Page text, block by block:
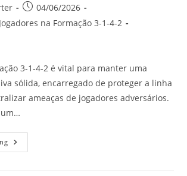
Post
published:
04/06/2026
na Formação 3-1-4-2
3-1-4-2 é vital para manter uma
sólida, encarregado de proteger a linha
ameaças de jogadores adversários.
um…
Varredor
Em